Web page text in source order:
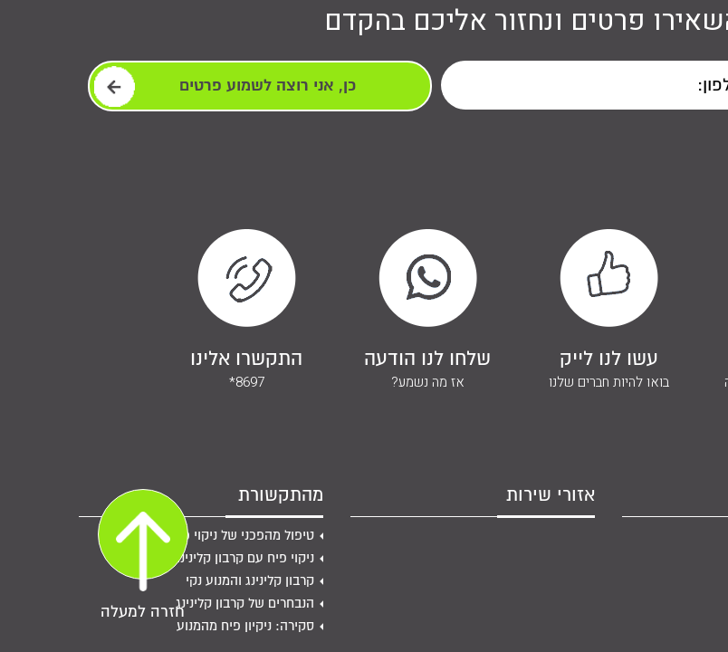
חזרה למעלה
פרטים ונחזור אליכם בהקדם
עשו לנו לייק
בואו להיות חברים שלנו
שלחו לנו הודעה
אז מה נשמע?
התקשרו אלינו
*8697
אזורי שירות מהתקשורת
טיפול מהפכני של ניקוי פיח
ניקוי פיח עם קרבון קלינינג
קרבון קלינינג והמנוע נקי
הנבחרים של קרבון קלינינג
סקירה: ניקיון פיח מהמנוע